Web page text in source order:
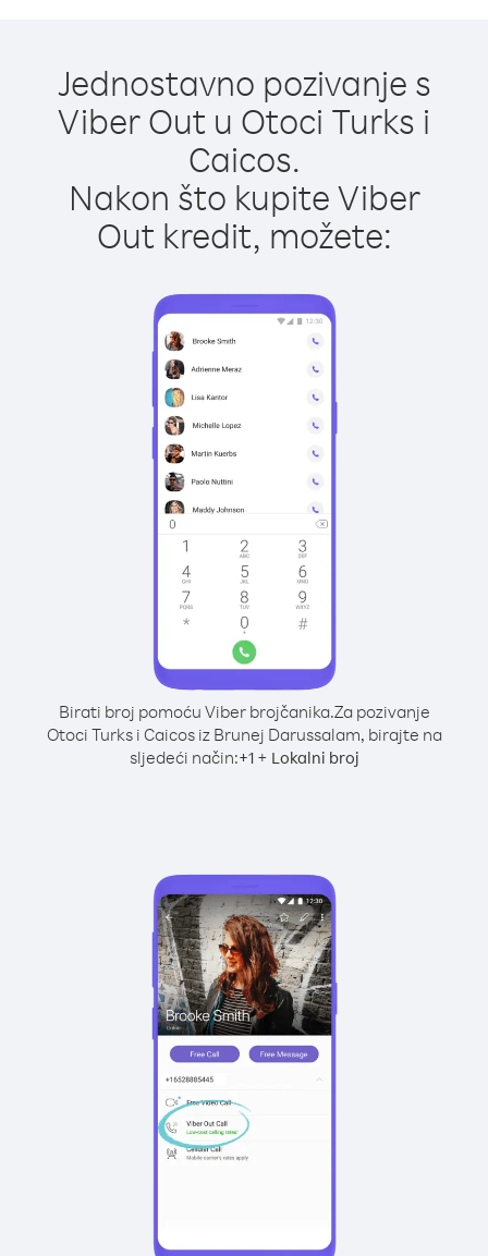
Jednostavno pozivanje s
Viber Out u Otoci Turks i
Caicos.
Nakon što kupite Viber
Out kredit, možete:
Birati broj pomoću Viber brojčanika.Za pozivanje
Otoci Turks i Caicos iz Brunej Darussalam, birajte na
sljedeći način:+1+ Lokalni broj